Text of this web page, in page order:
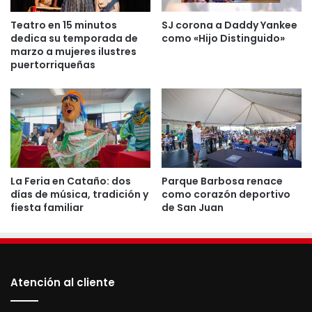
universidad con la sostenibilidad
y la energía limpia, destacando
la capacidad de nuestros
estudiantes para liderar en el
ámbito de las carreras
tecnológicas enfocadas más
que nunca antes en innovar. La
Universidad de Puerto Rico en
Bayamón se dedica a fomentar
una educación que integra teoría
y práctica, y esta iniciativa es un
comunidad académica puede
duradero en nuestra sociedad y
en el medio ambiente».
Teatro en 15 minutos
dedica su temporada de
marzo a mujeres ilustres
puertorriqueñas
SJ corona a Daddy Yankee
como «Hijo Distinguido»
La Feria en Cataño: dos
días de música, tradición y
fiesta familiar
Parque Barbosa renace
como corazón deportivo
de San Juan
Atención al cliente